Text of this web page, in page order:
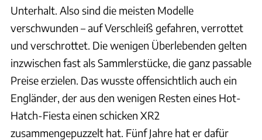
Unterhalt. Also sind die meisten Modelle
verschwunden – auf Verschleiß gefahren, verrottet
und verschrottet. Die wenigen Überlebenden gelten
inzwischen fast als Sammlerstücke, die ganz passable
Preise erzielen. Das wusste offensichtlich auch ein
Engländer, der aus den wenigen Resten eines Hot-
Hatch-Fiesta einen schicken XR2
zusammengepuzzelt hat. Fünf Jahre hat er dafür